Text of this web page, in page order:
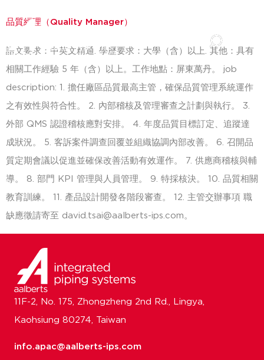
品質經理（Quality Manager）
語文要求：中英文精通. 學歷要求：大學（含）以上. 其他：具有
相關工作經驗 5 年（含）以上。工作地點：屏東萬丹。 job
description: 1. 擔任廠區品質最高主管，確保品質管理系統運作
之有效性與符合性。 2. 內部稽核及管理審查之計劃與執行。 3.
外部 QMS 認證稽核應對安排。 4. 年度品質目標訂定、追蹤達
成狀況。 5. 客訴案件調查回覆並組織協調內部改善。 6. 召開品
質定期會議以促進並確保改善活動有效運作。 7. 供應商稽核與輔
導。 8. 部門 KPI 管理與人員管理。 9. 特採核決。 10. 品質相關
教育訓練。 11. 產品設計開發各階段審查。 12. 主管交辦事項 職
缺應徵請寄至 david.tsai@aalberts-ips.com。
11F-2, No. 175, Zhongzheng 2nd Rd., Lingya,
Kaohsiung 80274, Taiwan
info.apac@aalberts-ips.com